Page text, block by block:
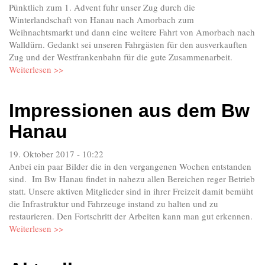
Pünktlich zum 1. Advent fuhr unser Zug durch die
Winterlandschaft von Hanau nach Amorbach zum
Weihnachtsmarkt und dann eine weitere Fahrt von Amorbach nach
Walldürn. Gedankt sei unseren Fahrgästen für den ausverkauften
Zug und der Westfrankenbahn für die gute Zusammenarbeit.
Weiterlesen >>
Impressionen aus dem Bw
Hanau
19. Oktober 2017 - 10:22
Anbei ein paar Bilder die in den vergangenen Wochen entstanden
sind. Im Bw Hanau findet in nahezu allen Bereichen reger Betrieb
statt. Unsere aktiven Mitglieder sind in ihrer Freizeit damit bemüht
die Infrastruktur und Fahrzeuge instand zu halten und zu
restaurieren. Den Fortschritt der Arbeiten kann man gut erkennen.
Weiterlesen >>